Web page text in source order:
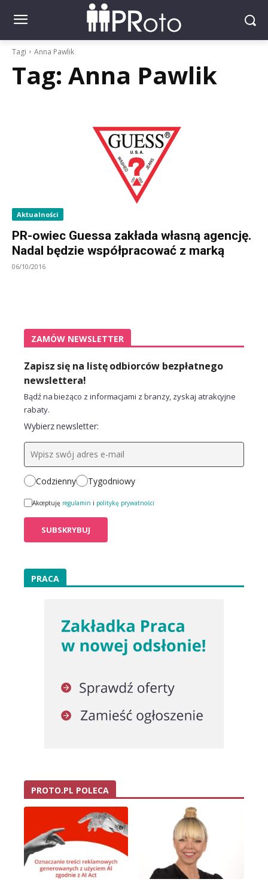
Tagi Anna Pawlik
Tag: Anna Pawlik
Aktualności
PR-owiec Guessa zakłada własną agencję.
Nadal będzie współpracować z marką
06/10/2016
ZAMÓW NEWSLETTER
Zapisz się na listę odbiorców bezpłatnego
newslettera!
Bądź na bieżąco z informacjami z branży, zyskaj atrakcyjne
rabaty.
Wybierz newsletter:
Codzienny Tygodniowy
Akceptuję regulamin i politykę prywatności
PRACA
PROTO.PL POLECA